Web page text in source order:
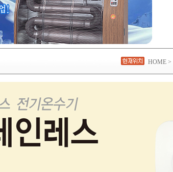
HOME >